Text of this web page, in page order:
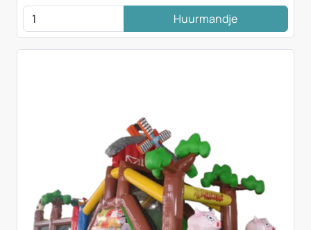
Huurmandje